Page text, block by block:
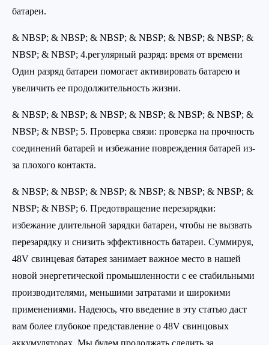
батареи.
& NBSP; & NBSP; & NBSP; & NBSP; & NBSP; & NBSP; &
NBSP; & NBSP; 4.регулярный разряд: время от времени
Один разряд батареи помогает активировать батарею и
увеличить ее продолжительность жизни.
& NBSP; & NBSP; & NBSP; & NBSP; & NBSP; & NBSP; &
NBSP; & NBSP; 5. Проверка связи: проверка на прочность
соединений батарей и избежание повреждения батарей из-
за плохого контакта.
& NBSP; & NBSP; & NBSP; & NBSP; & NBSP; & NBSP; &
NBSP; & NBSP; 6. Предотвращение перезарядки:
избежание длительной зарядки батареи, чтобы не вызвать
перезарядку и снизить эффективность батареи. Суммируя,
48V свинцевая батарея занимает важное место в нашей
новой энергетической промышленности с ее стабильными
производителями, меньшими затратами и широкими
применениями. Надеюсь, что введение в эту статью даст
вам более глубокое представление о 48V свинцовых
аккумуляторах. Мы будем продолжать следить за